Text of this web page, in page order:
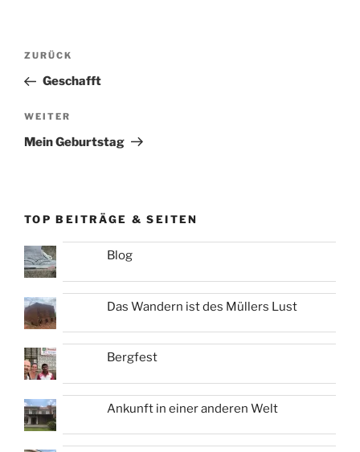
Beitragsnavigation
Vorheriger
Beitrag
ZURÜCK
Geschafft
Nächster
Beitrag
WEITER
Mein Geburtstag
TOP BEITRÄGE & SEITEN
Blog
Das Wandern ist des Müllers Lust
Bergfest
Ankunft in einer anderen Welt